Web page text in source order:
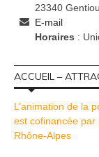
23340
E-mail
Horaires :
ACCUEIL –
L’animation de la
est cofinancée par
Rhône-Alpes